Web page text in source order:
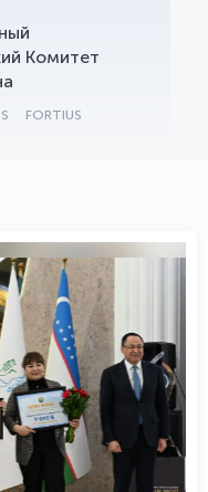
Комитет
FORTIUS